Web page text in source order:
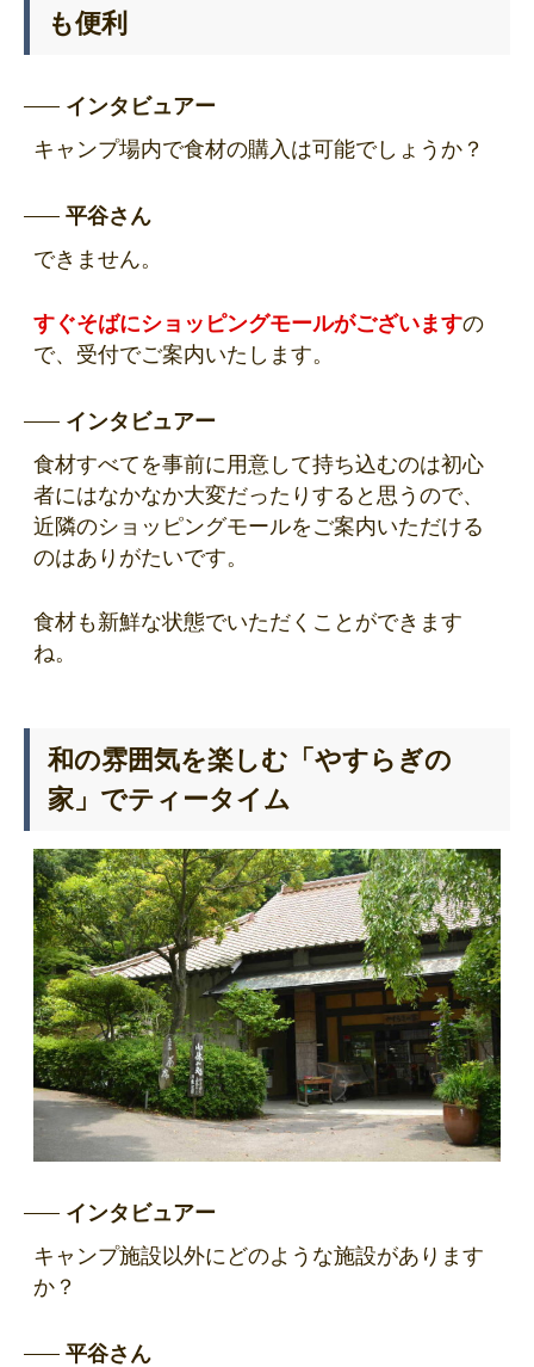
も便利
インタビュアー
キャンプ場内で食材の購入は可能でしょうか？
平谷さん
できません。
すぐそばにショッピングモールがございますの
で、受付でご案内いたします。
インタビュアー
食材すべてを事前に用意して持ち込むのは初心
者にはなかなか大変だったりすると思うので、
近隣のショッピングモールをご案内いただける
のはありがたいです。
食材も新鮮な状態でいただくことができます
ね。
和の雰囲気を楽しむ「やすらぎの
家」でティータイム
インタビュアー
キャンプ施設以外にどのような施設があります
か？
平谷さん